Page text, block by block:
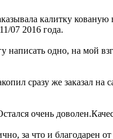
калитку кованую
07 2016 года.
одно, на мой
сразу же заказал
очень
за что и благодарен